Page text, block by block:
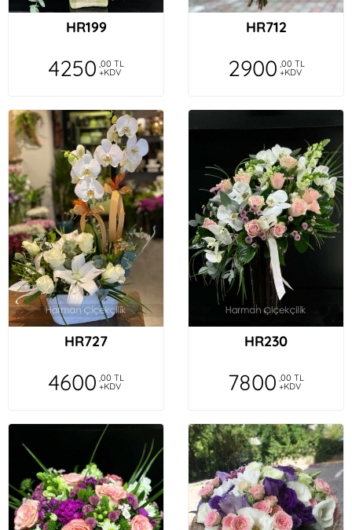
HR199
4250 ,00 TL
+KDV
HR712
2900 ,00 TL
+KDV
HR727
4600 ,00 TL
+KDV
HR230
7800 ,00 TL
+KDV